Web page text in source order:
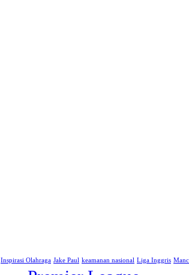
Inspirasi Olahraga Jake Paul keamanan nasional Liga Inggris